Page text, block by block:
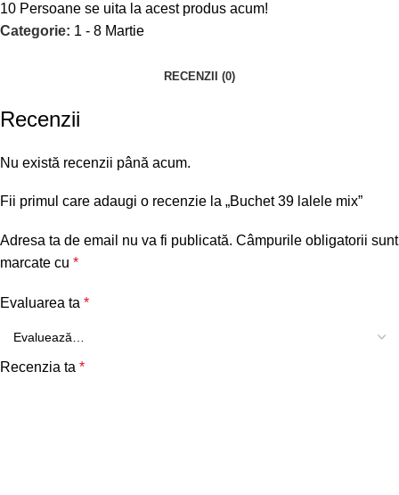
10 Persoane se uita la acest produs acum!
Categorie: 1 - 8 Martie
RECENZII (0)
Recenzii
Nu există recenzii până acum.
Fii primul care adaugi o recenzie la „Buchet 39 lalele mix”
Adresa ta de email nu va fi publicată. Câmpurile obligatorii sunt
marcate cu *
Evaluarea ta *
Recenzia ta *